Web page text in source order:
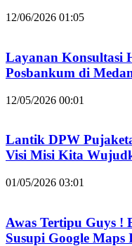
12/06/2026 01:05
Layanan Konsultasi
Posbankum di
12/05/2026 00:01
Lantik DPW
Visi Misi Kita
01/05/2026 03:01
Awas Tertipu Guys !
Susupi Google Maps